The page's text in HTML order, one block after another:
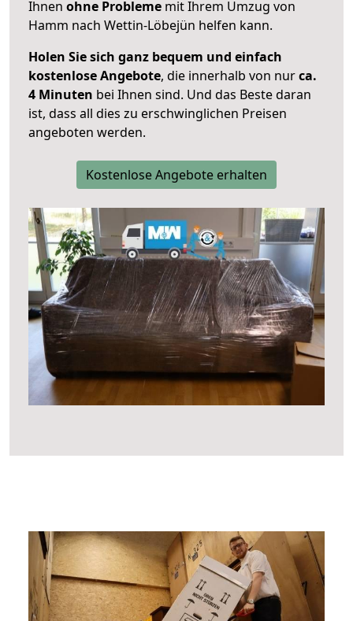
Ihnen ohne Probleme mit Ihrem Umzug von
Hamm nach Wettin-Löbejün helfen kann.
Holen Sie sich ganz bequem und einfach
kostenlose Angebote, die innerhalb von nurca.
4 Minuten bei Ihnen sind. Und das Beste daran
ist, dass all dies zu erschwinglichen Preisen
angeboten werden.
Kostenlose Angebote erhalten